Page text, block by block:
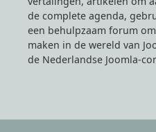
de complete agenda,
een behulpzaam forum
maken in de wereld van
de Nederlandse Joomla-